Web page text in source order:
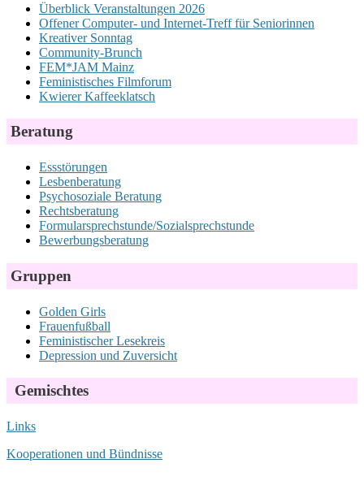
Überblick Veranstaltungen 2026
Offener Computer- und Internet-Treff für Seniorinnen
Kreativer Sonntag
Community-Brunch
FEM*JAM Mainz
Feministisches Filmforum
Kwierer Kaffeeklatsch
Beratung
Essstörungen
Lesbenberatung
Psychosoziale Beratung
Rechtsberatung
Formularsprechstunde/Sozialsprechstunde
Bewerbungsberatung
Gruppen
Golden Girls
Frauenfußball
Feministischer Lesekreis
Depression und Zuversicht
Gemischtes
Links
Kooperationen und Bündnisse